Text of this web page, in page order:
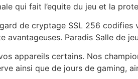
qui fait l’equite du jeu et la
de cryptage SSL 256
avantageuses. Paradis Salle de
appareils certains. Nos
ainsi que de jours de gaming,